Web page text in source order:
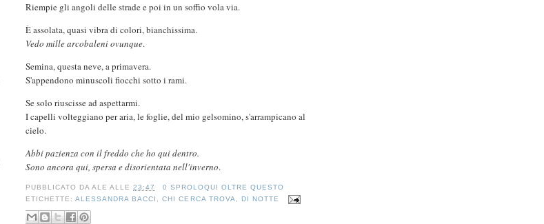
Riempie gli angoli delle strade e poi in un soffio vola via.
È assolata, quasi vibra di colori, bianchissima.
Vedo mille arcobaleni ovunque.
Semina, questa neve, a primavera.
S'appendono minuscoli fiocchi sotto i rami.
Se solo riuscisse ad aspettarmi.
I capelli volteggiano per aria, le foglie, del mio gelsomino, s'arrampicano al
cielo.
Abbi pazienza con il freddo che ho qui dentro.
Sono ancora qui, spersa e disorientata nell'inverno.
PUBBLICATO DAALE ALLE23:47
0 SPROLOQUI OLTRE QUESTO
ETICHETTE:ALESSANDRA BACCI ,CHI CERCA TROVA DI NOTTE